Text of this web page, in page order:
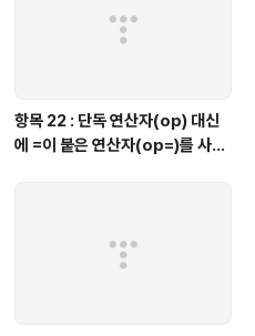
항목 22 : 단독 연산자(op) 대신
에 =이 붙은 연산자(op=)를 사용